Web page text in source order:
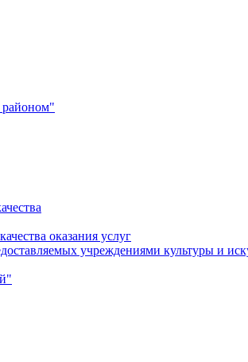
районом"
оказания услуг
учреждениями культуры и